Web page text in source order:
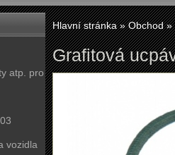
atp. pro
vozidla
Hlavní stránka»Obchod»
Grafitová